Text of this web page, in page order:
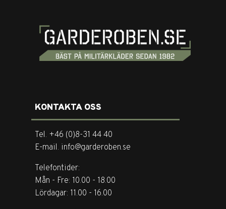
KONTAKTA OSS
Tel. +46 (0)8-31 44 40
E-mail. info@garderoben.se
Telefontider:
Mån - Fre: 10.00 - 18.00
Lördagar: 11.00 - 16.00